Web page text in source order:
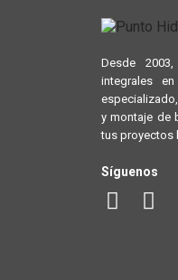
Desde
integrales
y montaje de
tus proyectos
Síguenos